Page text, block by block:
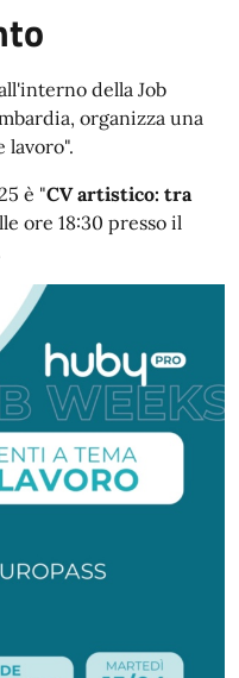
della Job
organizza una
lavoro".
è "CV artistico: tra
ore 18:30 presso il